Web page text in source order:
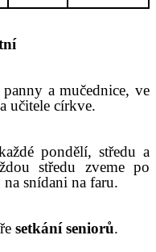
a mučednice, ve
učitele církve.
pondělí, středu a
středu zveme po
snídani na faru.
setkání seniorů.